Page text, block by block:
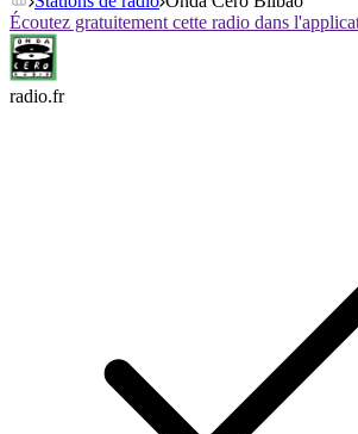
Écoutez gratuitement cette radio dans
radio.fr